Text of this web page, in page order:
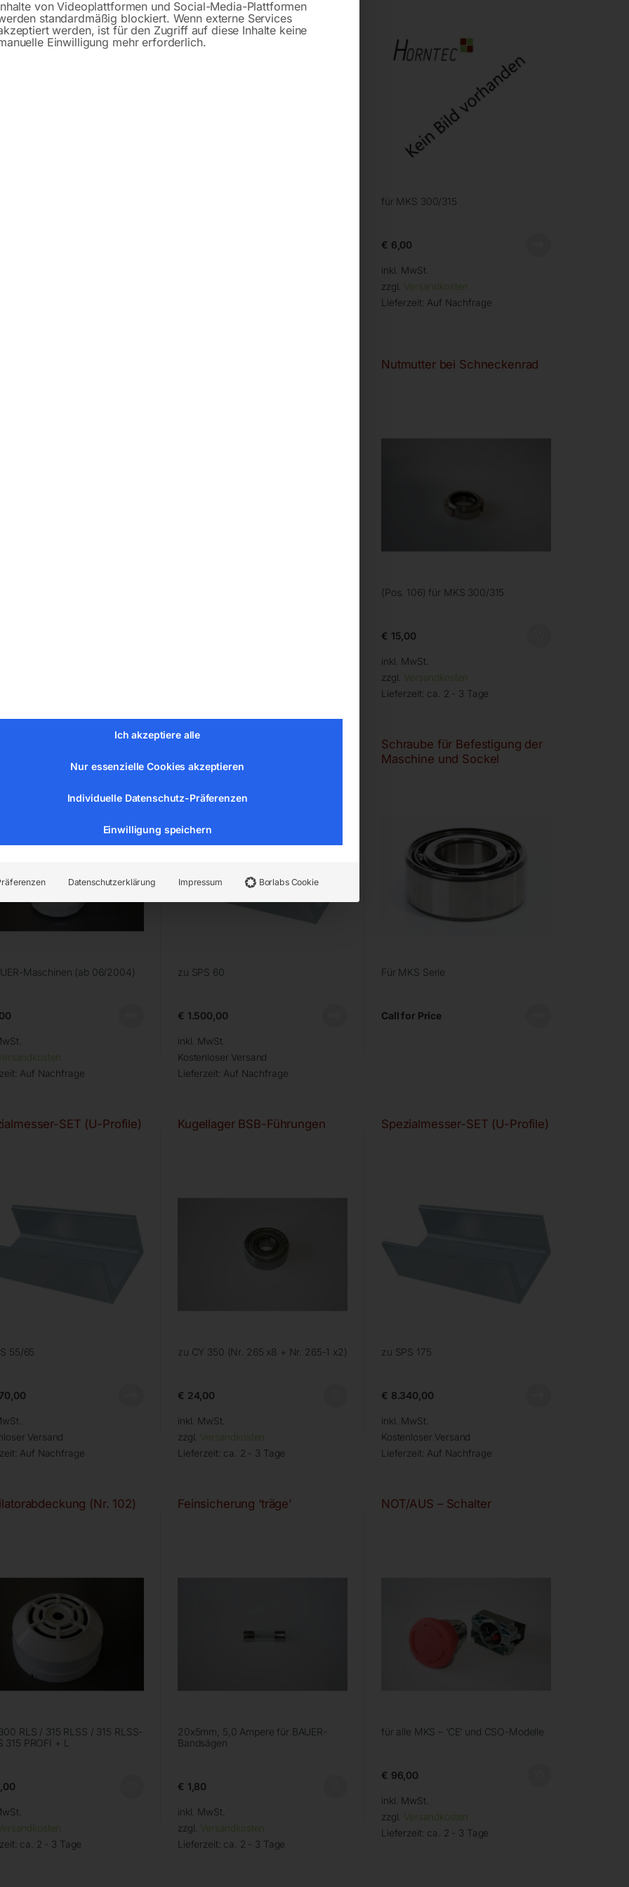
für MKS 300/315
€ 6,00
inkl. MwSt.
zzgl. Versandkosten
Lieferzeit: Auf Nachfrage
Nutmutter bei Schneckenrad
(Pos. 106) für MKS 300/315
€ 15,00
inkl. MwSt.
zzgl. Versandkosten
Lieferzeit: ca. 2 - 3 Tage
Maschinen (ab 06/2004)
Auf Nachfrage
zu SPS 60
€ 1.500,00
inkl. MwSt.
Kostenloser Versand
Lieferzeit: Auf Nachfrage
Schraube für Befestigung der
Maschine und Sockel
Für MKS Serie
Call for Price
SET (U-Profile)
55/65
Versand
Auf Nachfrage
Kugellager BSB-Führungen
zu CY 350 (Nr. 265 x8 + Nr. 265-1 x2)
€ 24,00
inkl. MwSt.
zzgl. Versandkosten
Lieferzeit: ca. 2 - 3 Tage
Spezialmesser-SET (U-Profile)
zu SPS 175
€ 8.340,00
inkl. MwSt.
Kostenloser Versand
Lieferzeit: Auf Nachfrage
(Nr. 102)
RLS / 315 RLSS / 315 RLSS-
315 PROFI + L
ca. 2 - 3 Tage
Feinsicherung ‘träge’
20x5mm, 5,0 Ampere für BAUER-
Bandsägen
€ 1,80
inkl. MwSt.
zzgl. Versandkosten
Lieferzeit: ca. 2 - 3 Tage
NOT/AUS – Schalter
für alle MKS – ‘CE’ und CSO-Modelle
€ 96,00
inkl. MwSt.
zzgl. Versandkosten
Lieferzeit: ca. 2 - 3 Tage
von Videoplattformen und Social-Media-Plattformen
standardmäßig blockiert. Wenn externe Services
werden, ist für den Zugriff auf diese Inhalte keine
Einwilligung mehr erforderlich.
Ich akzeptiere alle
Nur essenzielle Cookies akzeptieren
Individuelle Datenschutz-Präferenzen
Einwilligung speichern
Datenschutzerklärung Impressum Borlabs Cookie